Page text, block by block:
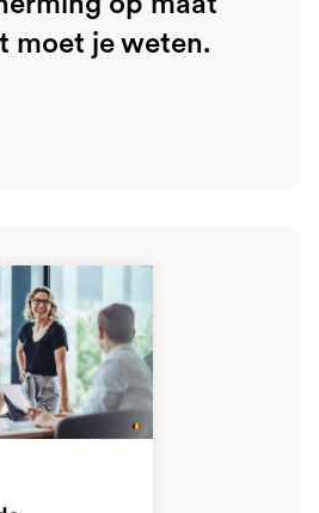
moet je weten.